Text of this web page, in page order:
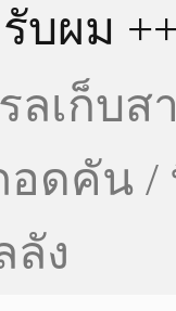
บผม
ลเก็บส
ดคัน /
ง